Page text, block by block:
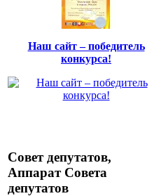
Наш сайт – победитель
конкурса!
Совет депутатов,
Аппарат Совета
депутатов